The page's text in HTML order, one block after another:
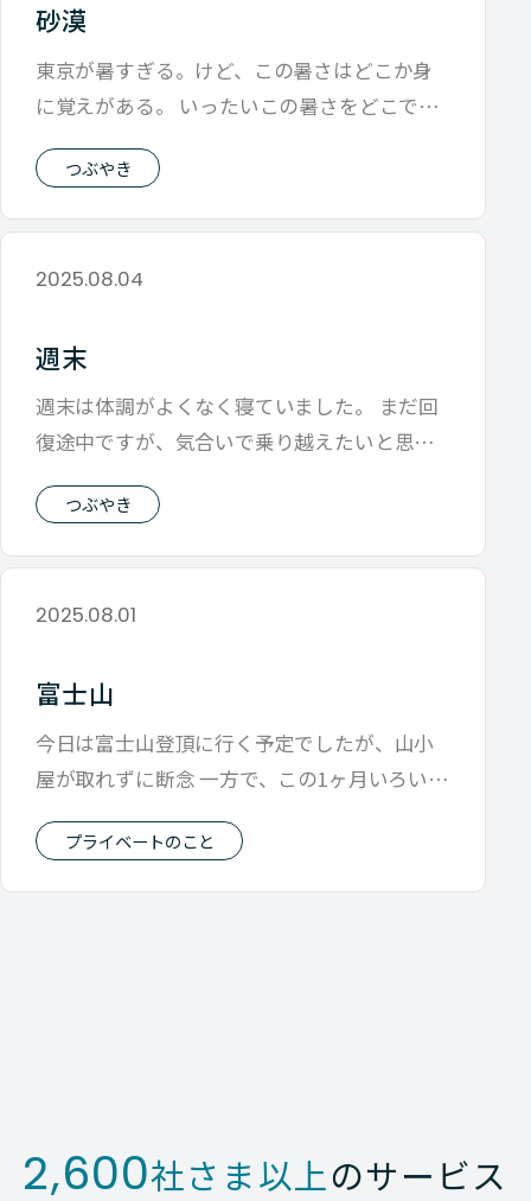
砂漠
東京が暑すぎる。けど、この暑さはどこか身
に覚えがある。 いったいこの暑さをどこで体
つぶやき
2025.08.04
週末
週末は体調がよくなく寝ていました。 まだ回
復途中ですが、気合いで乗り越えたいと思う
つぶやき
2025.08.01
富士山
今日は富士山登頂に行く予定でしたが、山小
屋が取れずに断念 一方で、この1ヶ月いろいろ
プライベートのこと
2,600社さま以上のサービス